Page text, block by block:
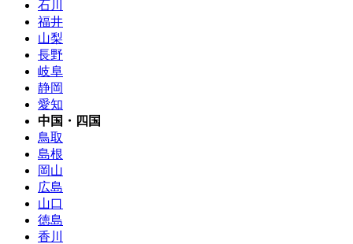
石川
福井
山梨
長野
岐阜
静岡
愛知
中国・四国
鳥取
島根
岡山
広島
山口
徳島
香川